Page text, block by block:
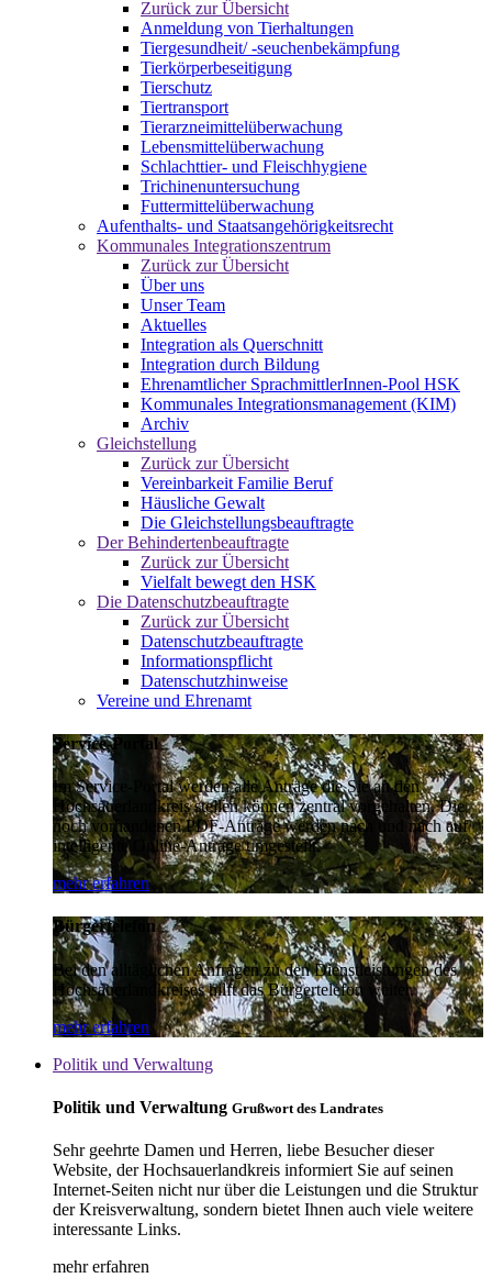
Zurück zur Übersicht
Anmeldung von Tierhaltungen
Tiergesundheit/ -seuchenbekämpfung
Tierkörperbeseitigung
Tierschutz
Tiertransport
Tierarzneimittelüberwachung
Lebensmittelüberwachung
Schlachttier- und Fleischhygiene
Trichinenuntersuchung
Futtermittelüberwachung
Aufenthalts- und Staatsangehörigkeitsrecht
Kommunales Integrationszentrum
Zurück zur Übersicht
Über uns
Unser Team
Aktuelles
Integration als Querschnitt
Integration durch Bildung
Ehrenamtlicher SprachmittlerInnen-Pool HSK
Kommunales Integrationsmanagement (KIM)
Archiv
Gleichstellung
Zurück zur Übersicht
Vereinbarkeit Familie Beruf
Häusliche Gewalt
Die Gleichstellungsbeauftragte
Der Behindertenbeauftragte
Zurück zur Übersicht
Vielfalt bewegt den HSK
Die Datenschutzbeauftragte
Zurück zur Übersicht
Datenschutzbeauftragte
Informationspflicht
Datenschutzhinweise
Vereine und Ehrenamt
Service-Portal
Im Service-Portal werden alle Anträge die Sie an den
Hochsauerlandkreis stellen können zentral vorgehalten. Die
noch vorhandenen PDF-Anträge werden nach und nach auf
intelligente Online-Anträge umgestellt.
mehr erfahren
Bürgertelefon
Bei den alltäglichen Anfragen zu den Dienstleistungen des
Hochsauerlandkreises hilft das Bürgertelefon weiter.
mehr erfahren
Politik und Verwaltung
Politik und Verwaltung Grußwort des Landrates
Sehr geehrte Damen und Herren, liebe Besucher dieser
Website, der Hochsauerlandkreis informiert Sie auf seinen
Internet-Seiten nicht nur über die Leistungen und die Struktur
der Kreisverwaltung, sondern bietet Ihnen auch viele weitere
interessante Links.
mehr erfahren